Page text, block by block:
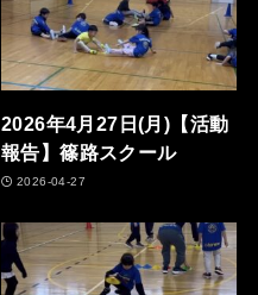
2026年4月27日(月)【活動
報告】篠路スクール
2026-04-27